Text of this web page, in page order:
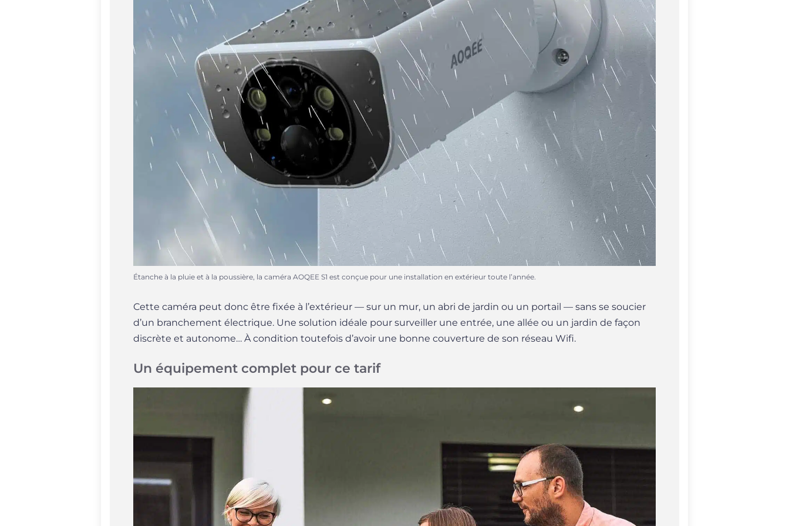
Étanche à la pluie et à la poussière, la caméra AOQEE S1 est conçue pour une installation en extérieur toute l’année.
Cette caméra peut donc être fixée à l’extérieur — sur un mur, un abri de jardin ou un portail — sans se soucier
d’un branchement électrique. Une solution idéale pour surveiller une entrée, une allée ou un jardin de façon
discrète et autonome… À condition toutefois d’avoir une bonne couverture de son réseau Wifi.
Un équipement complet pour ce tarif